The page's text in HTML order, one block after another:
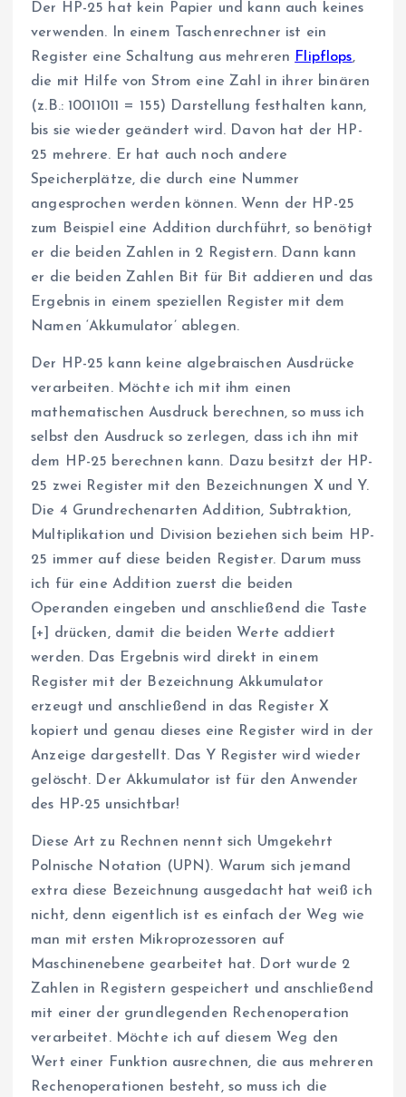
Der HP-25 hat kein Papier und kann auch keines
verwenden. In einem Taschenrechner ist ein
Register eine Schaltung aus mehreren Flipflops,
die mit Hilfe von Strom eine Zahl in ihrer binären
(z.B.: 10011011 = 155) Darstellung festhalten kann,
bis sie wieder geändert wird. Davon hat der HP-
25 mehrere. Er hat auch noch andere
Speicherplätze, die durch eine Nummer
angesprochen werden können. Wenn der HP-25
zum Beispiel eine Addition durchführt, so benötigt
er die beiden Zahlen in 2 Registern. Dann kann
er die beiden Zahlen Bit für Bit addieren und das
Ergebnis in einem speziellen Register mit dem
Namen ‘Akkumulator’ ablegen.
Der HP-25 kann keine algebraischen Ausdrücke
verarbeiten. Möchte ich mit ihm einen
mathematischen Ausdruck berechnen, so muss ich
selbst den Ausdruck so zerlegen, dass ich ihn mit
dem HP-25 berechnen kann. Dazu besitzt der HP-
25 zwei Register mit den Bezeichnungen X und Y.
Die 4 Grundrechenarten Addition, Subtraktion,
Multiplikation und Division beziehen sich beim HP-
25 immer auf diese beiden Register. Darum muss
ich für eine Addition zuerst die beiden
Operanden eingeben und anschließend die Taste
[+] drücken, damit die beiden Werte addiert
werden. Das Ergebnis wird direkt in einem
Register mit der Bezeichnung Akkumulator
erzeugt und anschließend in das Register X
kopiert und genau dieses eine Register wird in der
Anzeige dargestellt. Das Y Register wird wieder
gelöscht. Der Akkumulator ist für den Anwender
des HP-25 unsichtbar!
Diese Art zu Rechnen nennt sich Umgekehrt
Polnische Notation (UPN). Warum sich jemand
extra diese Bezeichnung ausgedacht hat weiß ich
nicht, denn eigentlich ist es einfach der Weg wie
man mit ersten Mikroprozessoren auf
Maschinenebene gearbeitet hat. Dort wurde 2
Zahlen in Registern gespeichert und anschließend
mit einer der grundlegenden Rechenoperation
verarbeitet. Möchte ich auf diesem Weg den
Wert einer Funktion ausrechnen, die aus mehreren
Rechenoperationen besteht, so muss ich die